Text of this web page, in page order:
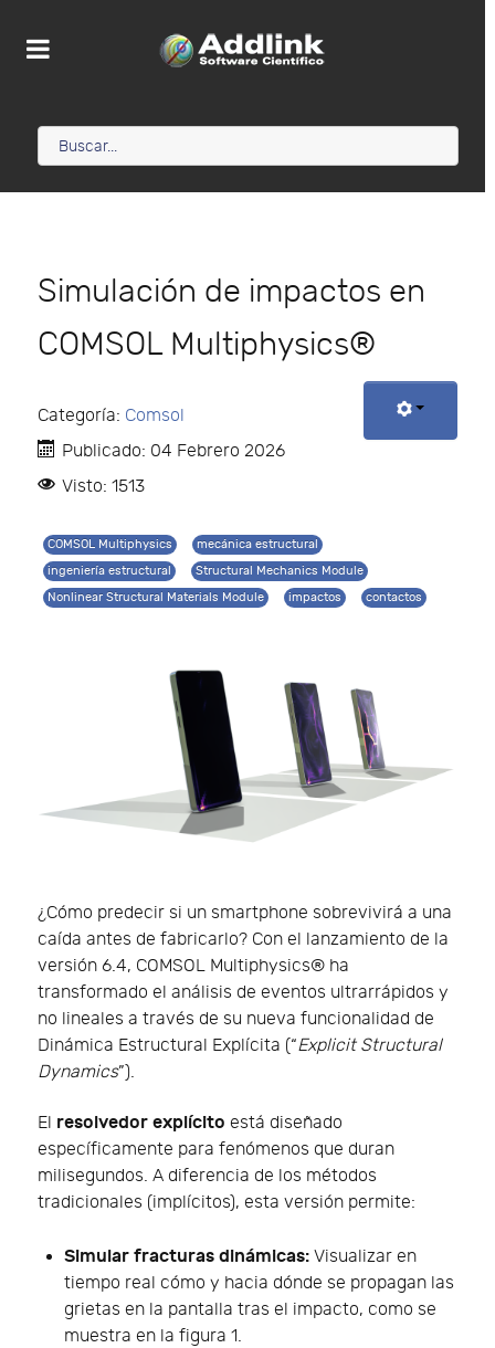
Simulación de impactos en
COMSOL Multiphysics®
Categoría: Comsol
Publicado: 04 Febrero 2026
Visto: 1513
COMSOL Multiphysics
mecánica estructural
ingeniería estructural
Structural Mechanics Module
Nonlinear Structural Materials Module
impactos contactos
¿Cómo predecir si un smartphone sobrevivirá a una
caída antes de fabricarlo? Con el lanzamiento de la
versión 6.4, COMSOL Multiphysics® ha
transformado el análisis de eventos ultrarrápidos y
no lineales a través de su nueva funcionalidad de
Dinámica Estructural Explícita (“Explicit Structural
Dynamics”).
El resolvedor explícito está diseñado
específicamente para fenómenos que duran
milisegundos. A diferencia de los métodos
tradicionales (implícitos), esta versión permite:
Simular fracturas dinámicas: Visualizar en
tiempo real cómo y hacia dónde se propagan las
grietas en la pantalla tras el impacto, como se
muestra en la figura 1.